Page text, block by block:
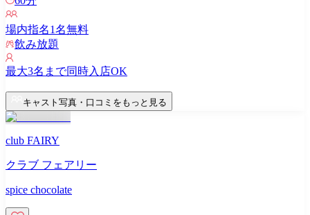
場内指名1名無料
飲み放題
最大3名まで同時入店OK
キャスト写真・口コミをもっと見る
club FAIRY
クラブ フェアリー
spice chocolate